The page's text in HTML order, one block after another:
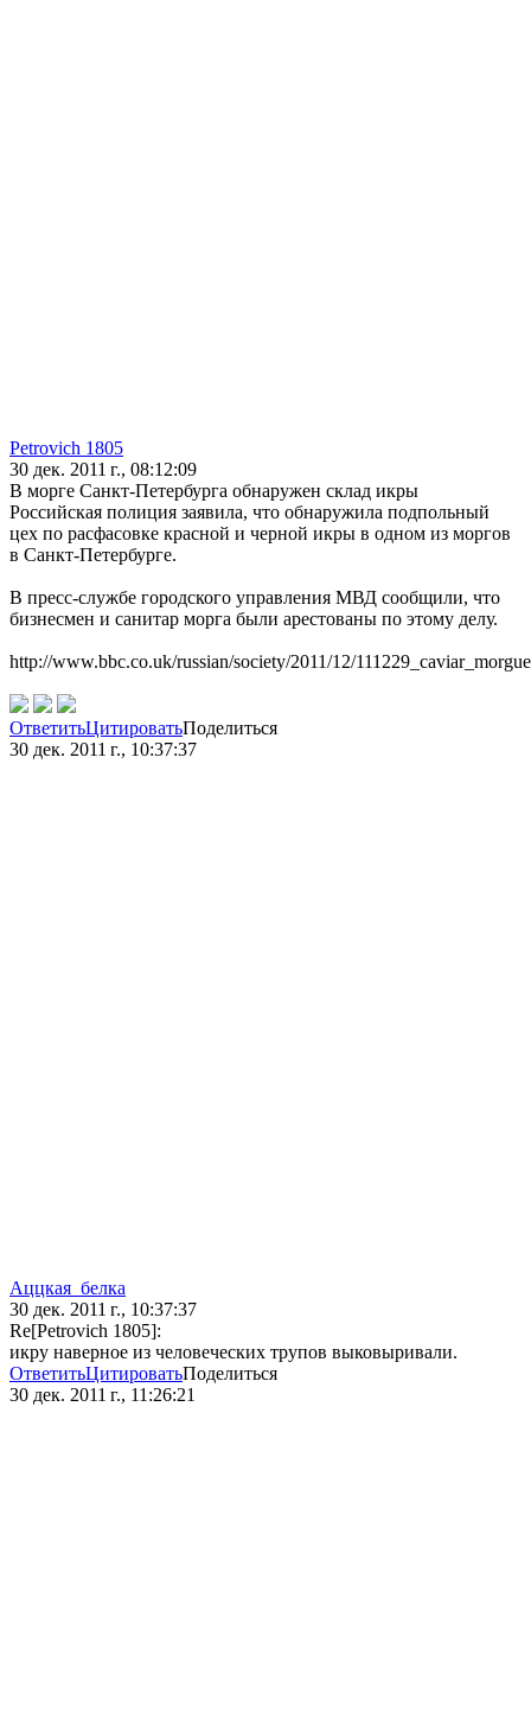
Petrovich 1805
30 дек. 2011 г., 08:12:09
В морге Санкт-Петербурга обнаружен склад икры
Российская полиция заявила, что обнаружила подпольный
цех по расфасовке красной и черной икры в одном из моргов
в Санкт-Петербурге.
В пресс-службе городского управления МВД сообщили, что
бизнесмен и санитар морга были арестованы по этому делу.
http://www.bbc.co.uk/russian/society/2011/12/
ОтветитьЦитироватьПоделиться
30 дек. 2011 г., 10:37:37
Аццкая_белка
30 дек. 2011 г., 10:37:37
Re[Petrovich 1805]:
икру наверное из человеческих трупов выковыривали.
ОтветитьЦитироватьПоделиться
30 дек. 2011 г., 11:26:21